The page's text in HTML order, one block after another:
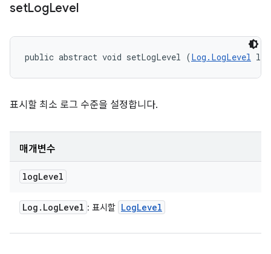
setLogLevel
public abstract void setLogLevel (Log.LogLevel
표시할 최소 로그 수준을 설정합니다.
매개변수
logLevel
Log . LogLevel : 표시할 LogLevel